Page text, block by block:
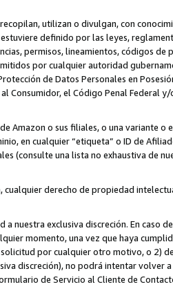
utilizan o divulgan, con
definido por las leyes,
permisos, lineamientos, códigos
por cualquier autoridad
de Datos Personales en
Consumidor, el Código Penal Federal
Amazon o sus filiales, o una variante
en cualquier “etiqueta” o ID de
(consulte una lista no exhaustiva de
cualquier derecho de propiedad
a nuestra exclusiva discreción. En caso
momento, una vez que haya
por cualquier otro motivo, o 2)
discreción), no podrá intentar volver
de Servicio al Cliente de